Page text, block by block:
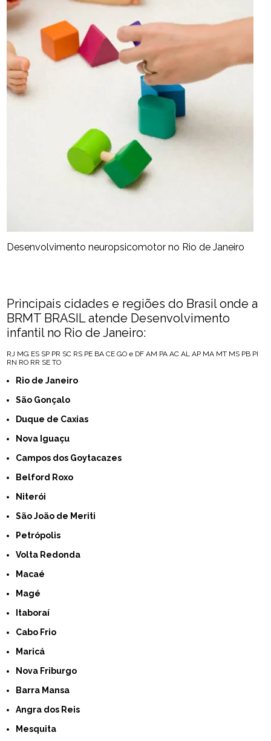
Desenvolvimento neuropsicomotor no Rio de Janeiro
Principais cidades e regiões do Brasil onde a
BRMT BRASIL atende Desenvolvimento
infantil no Rio de Janeiro:
RJ MG ES SP PR SC RS PE BA CE GO e DF AM PA AC AL AP MA MT MS PB PI
RN RO RR SE TO
Rio de Janeiro
São Gonçalo
Duque de Caxias
Nova Iguaçu
Campos dos Goytacazes
Belford Roxo
Niterói
São João de Meriti
Petrópolis
Volta Redonda
Macaé
Magé
Itaboraí
Cabo Frio
Maricá
Nova Friburgo
Barra Mansa
Angra dos Reis
Mesquita